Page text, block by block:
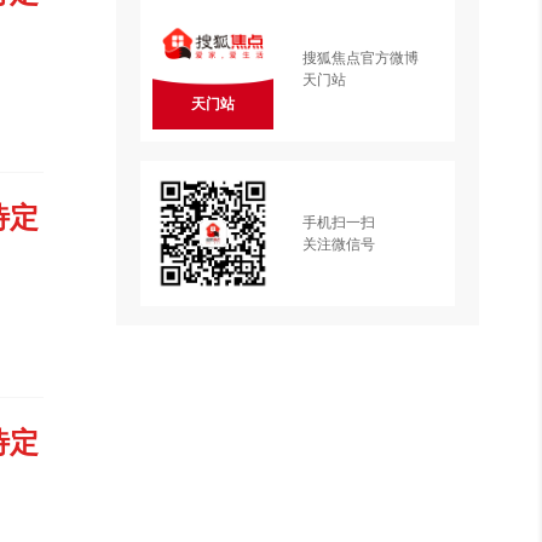
定
定
天门站
搜狐焦点官方微博
天门站
手机扫一扫
关注微信号